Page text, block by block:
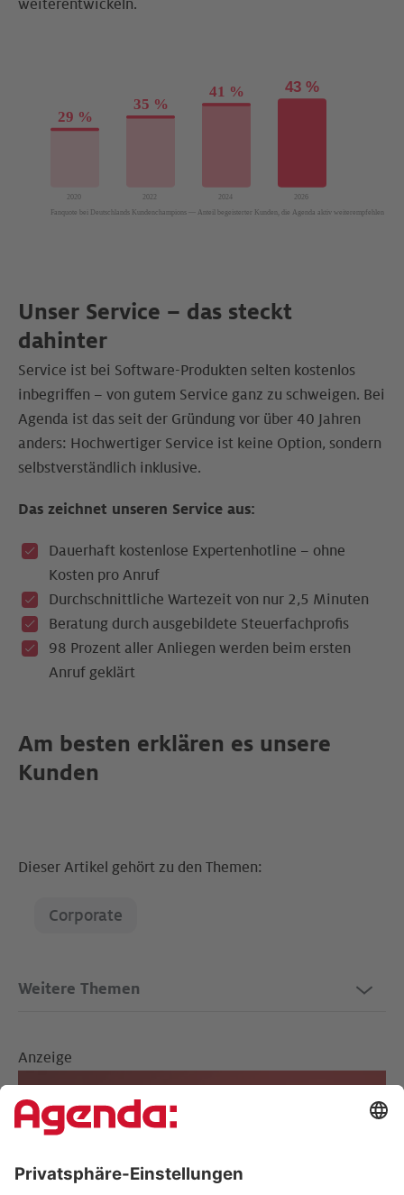
weiterentwickeln.
Unser Service – das steckt
dahinter
Service ist bei Software-Produkten selten kostenlos
inbegriffen – von gutem Service ganz zu schweigen. Bei
Agenda ist das seit der Gründung vor über 40 Jahren
anders: Hochwertiger Service ist keine Option, sondern
selbstverständlich inklusive.
Das zeichnet unseren Service aus:
Dauerhaft kostenlose Expertenhotline – ohne
Kosten pro Anruf
Durchschnittliche Wartezeit von nur 2,5 Minuten
Beratung durch ausgebildete Steuerfachprofis
98 Prozent aller Anliegen werden beim ersten
Anruf geklärt
Am besten erklären es unsere
Kunden
Dieser Artikel gehört zu den Themen:
Corporate
Weitere Themen
Anzeige